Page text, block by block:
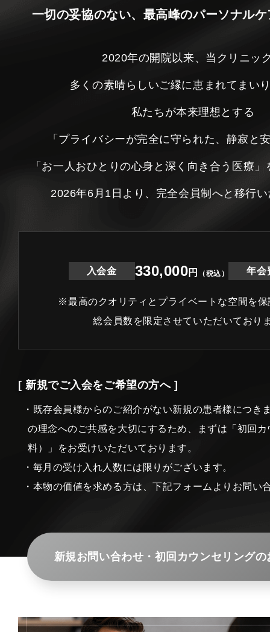
一切の妥協のない、最高峰のパーソナル
2020年の開院以来、当クリニッ
多くの素晴らしいご縁に恵まれてまい
私たちが本来理想とする
「プライバシーが完全に守られた、静寂と
「お一人おひとりの心身と深く向き合う医療
2026年6月1日より、完全会員制へと移行
入会金 330,000円 （税込） 年会
※最高のクオリティとプライベートな空間を保
総会員数を限定させていただいており
[ 新規でご入会をご希望の方へ ]
・既存会員様からのご紹介がない新規の患者様につき
の理念へのご共感を大切にするため、まずは「初回
料）」をお受けいただいております。
・毎月の受け入れ人数には限りがございます。
・本物の価値を求める方は、下記フォームよりお問い
新規お問い合わせ・初回カウンセリングの